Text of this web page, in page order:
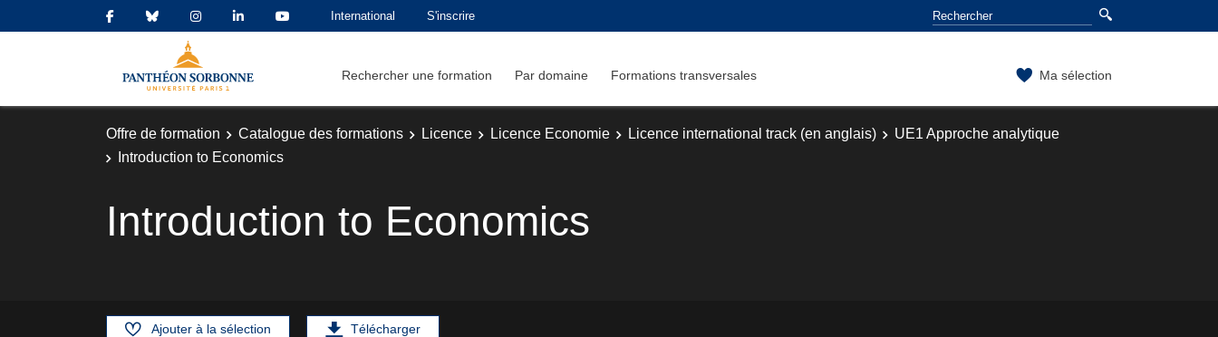
International S'inscrire
Rechercher une formation Par domaine Formations transversales Ma sélection
Offre de formation Catalogue des formations Licence Licence Economie Licence international track (en anglais)
UE1 Approche analytique
Introduction to Economics
Introduction to Economics
Ajouter à la sélection Télécharger